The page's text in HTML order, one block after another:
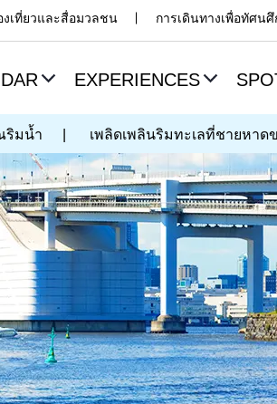
งเที่ยวและสื่อมวลชน การเดินทางเพื่อทัศน
EXPERIENCES
ริมน้ำ เพลิดเพลินริมทะเลที่ชายหาด